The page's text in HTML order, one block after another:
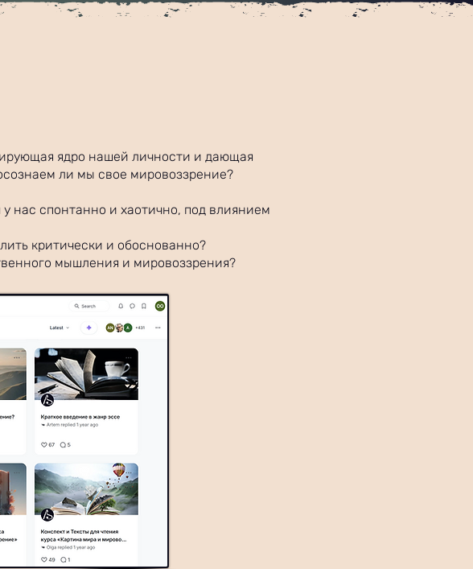
ядро нашей личности и дающая
ли мы свое мировоззрение?
нас спонтанно и хаотично, под влиянием
критически и обоснованно?
мышления и мировоззрения?